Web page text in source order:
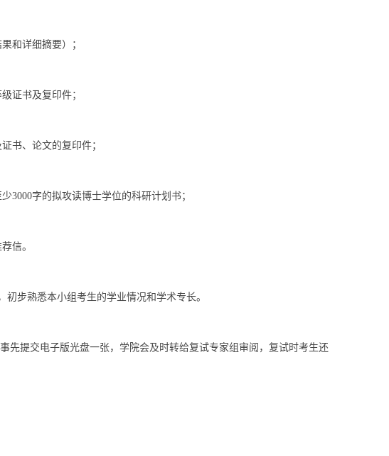
和详细摘要）；
证书及复印件；
书、论文的复印件；
3000字的拟攻读博士学位的科研计划书；
信。
步熟悉本小组考生的学业情况和学术专长。
先提交电子版光盘一张，学院会及时转给复试专家组审阅，复试时考生还